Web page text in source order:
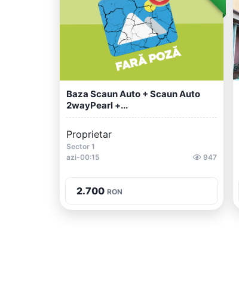
Baza Scaun Auto + Scaun Auto
2wayPearl +...
Proprietar
Sector 1
azi-00:15
947
2.700 RON